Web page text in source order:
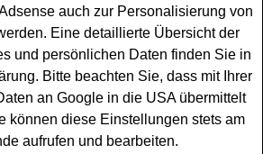
Gewinnspiel für alle
ein hochwertigesDachzelt gewinnen
feiert 5 Jahre Jubiläum und
fünf tolle Dachzelte nach Wahl
können Sie ein solches Dachzelt
auch zur Personalisierung von
Eine detaillierte Übersicht der
und persönlichen Daten finden Sie in
Bitte beachten Sie, dass mit Ihrer
an Google in die USA übermittelt
können diese Einstellungen stets am
aufrufen und bearbeiten.